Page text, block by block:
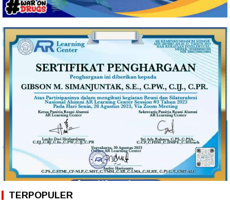
TERPOPULER